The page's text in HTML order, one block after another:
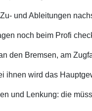
und Ableitungen
noch beim Profi
den Bremsen, am
ihnen wird das
und Lenkung: die